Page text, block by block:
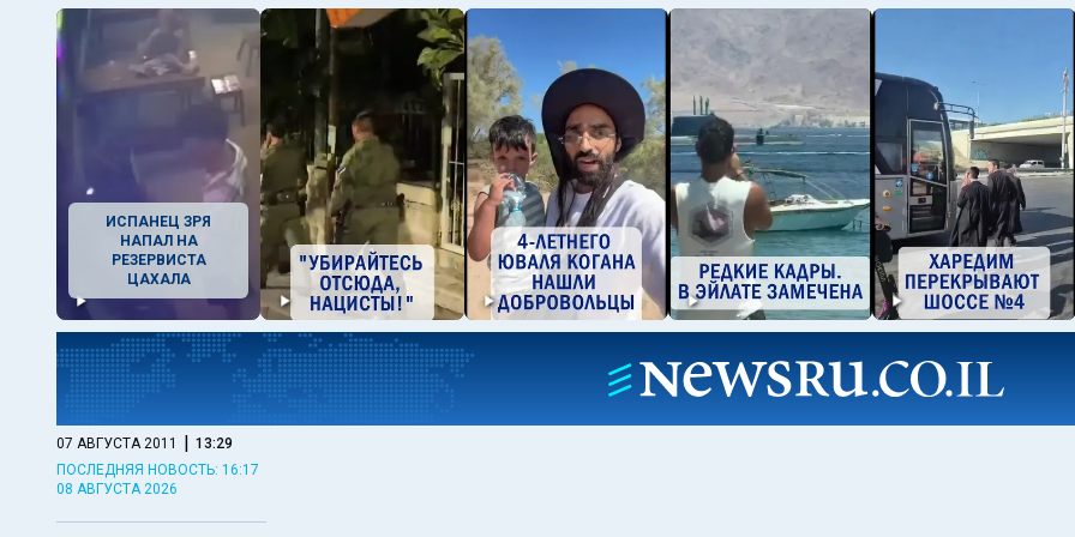
ИСПАНЕЦ ЗРЯ
НАПАЛ НА
РЕЗЕРВИСТА
ЦАХАЛА
07 АВГУСТА 2011 | 13:29
ПОСЛЕДНЯЯ НОВОСТЬ: 16:17
08 АВГУСТА 2026